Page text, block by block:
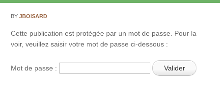
BYJBOISARD
Cette publication est protégée par un mot de passe. Pour la
voir, veuillez saisir votre mot de passe ci-dessous :
Mot de passe :